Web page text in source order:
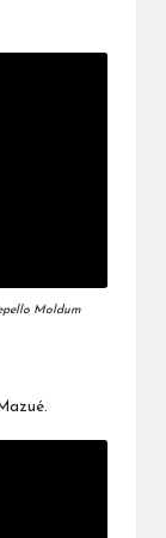
Moldum